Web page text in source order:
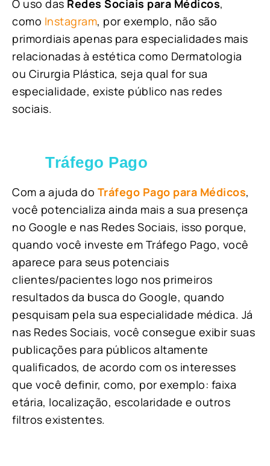
O uso das Redes Sociais para Médicos,
como Instagram, por exemplo, não são
primordiais apenas para especialidades mais
relacionadas à estética como Dermatologia
ou Cirurgia Plástica, seja qual for sua
especialidade, existe público nas redes
sociais.
Tráfego Pago
Com a ajuda do Tráfego Pago para Médicos,
você potencializa ainda mais a sua presença
no Google e nas Redes Sociais, isso porque,
quando você investe em Tráfego Pago, você
aparece para seus potenciais
clientes/pacientes logo nos primeiros
resultados da busca do Google, quando
pesquisam pela sua especialidade médica. Já
nas Redes Sociais, você consegue exibir suas
publicações para públicos altamente
qualificados, de acordo com os interesses
que você definir, como, por exemplo: faixa
etária, localização, escolaridade e outros
filtros existentes.